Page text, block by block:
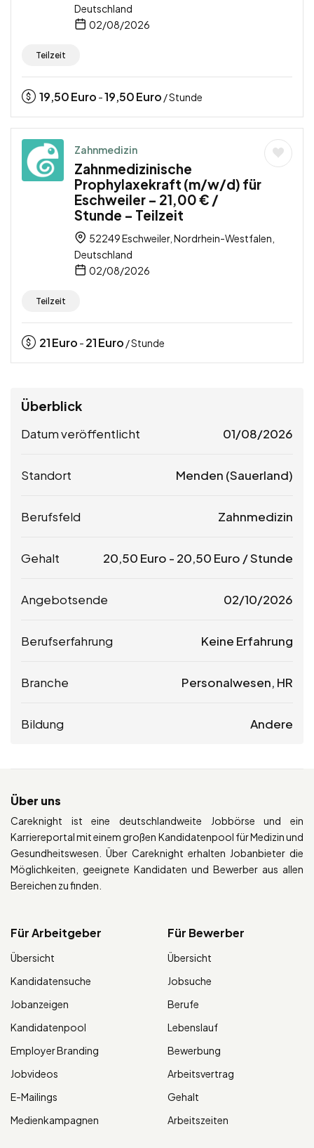
Deutschland
02/08/2026
Teilzeit
19,50Euro -19,50Euro / Stunde
Zahnmedizin
Zahnmedizinische
Prophylaxekraft (m/w/d) für
Eschweiler – 21,00 € /
Stunde – Teilzeit
52249 Eschweiler, Nordrhein-Westfalen,
Deutschland
02/08/2026
Teilzeit
21Euro - 21Euro / Stunde
Überblick
Datum veröffentlicht 01/08/2026
Standort Menden (Sauerland)
Berufsfeld Zahnmedizin
Gehalt 20,50 Euro - 20,50 Euro / Stunde
Angebotsende 02/10/2026
Berufserfahrung Keine Erfahrung
Branche Personalwesen, HR
Bildung Andere
Über uns
Careknight ist eine deutschlandweite Jobbörse und ein
Karriereportal mit einem großen Kandidatenpool für Medizin und
Gesundheitswesen. Über Careknight erhalten Jobanbieter die
Möglichkeiten, geeignete Kandidaten und Bewerber aus allen
Bereichen zu finden.
Für Arbeitgeber
Übersicht
Kandidatensuche
Jobanzeigen
Kandidatenpool
Employer Branding
Jobvideos
E-Mailings
Medienkampagnen
Für Bewerber
Übersicht
Jobsuche
Berufe
Lebenslauf
Bewerbung
Arbeitsvertrag
Gehalt
Arbeitszeiten